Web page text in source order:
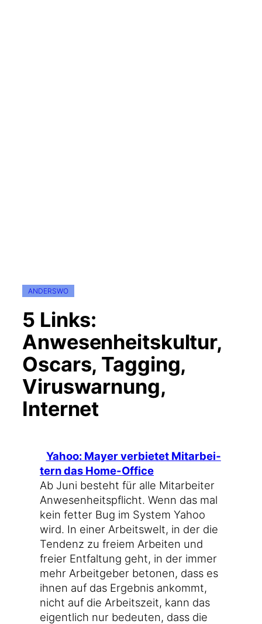
ANDERSWO
5 Links:
Anwesenheitskultur,
Oscars, Tagging,
Viruswarnung,
Internet
Yahoo: May­er ver­bie­tet Mit­ar­bei­
tern das Home-Office
Ab Juni besteht für alle Mit­ar­bei­ter
Anwe­sen­heits­pflicht. Wenn das mal
kein fet­ter Bug im Sys­tem Yahoo
wird. In einer Arbeits­welt, in der die
Ten­denz zu frei­em Arbei­ten und
frei­er Ent­fal­tung geht, in der immer
mehr Arbeit­ge­ber beto­nen, dass es
ihnen auf das Ergeb­nis ankommt,
nicht auf die Arbeits­zeit, kann das
eigent­lich nur bedeu­ten, dass die